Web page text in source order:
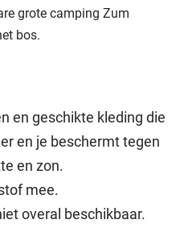
grote camping Zum
bos.
en geschikte kleding die
en je beschermt tegen
en zon.
mee.
overal beschikbaar.